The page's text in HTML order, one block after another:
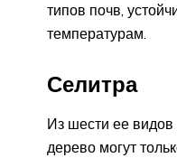
типов почв,
температурам.
Селитра
Из шести ее видов
дерево могут